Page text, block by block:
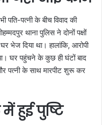
पति-पत्नी के बीच विवाद की
थाना पुलिस ने दोनों पक्षों
भेज दिया था। हालांकि, आरोपी
घर पहुंचने के कुछ ही घंटों बाद
पत्नी के साथ मारपीट शुरू कर
हुई पुष्टि